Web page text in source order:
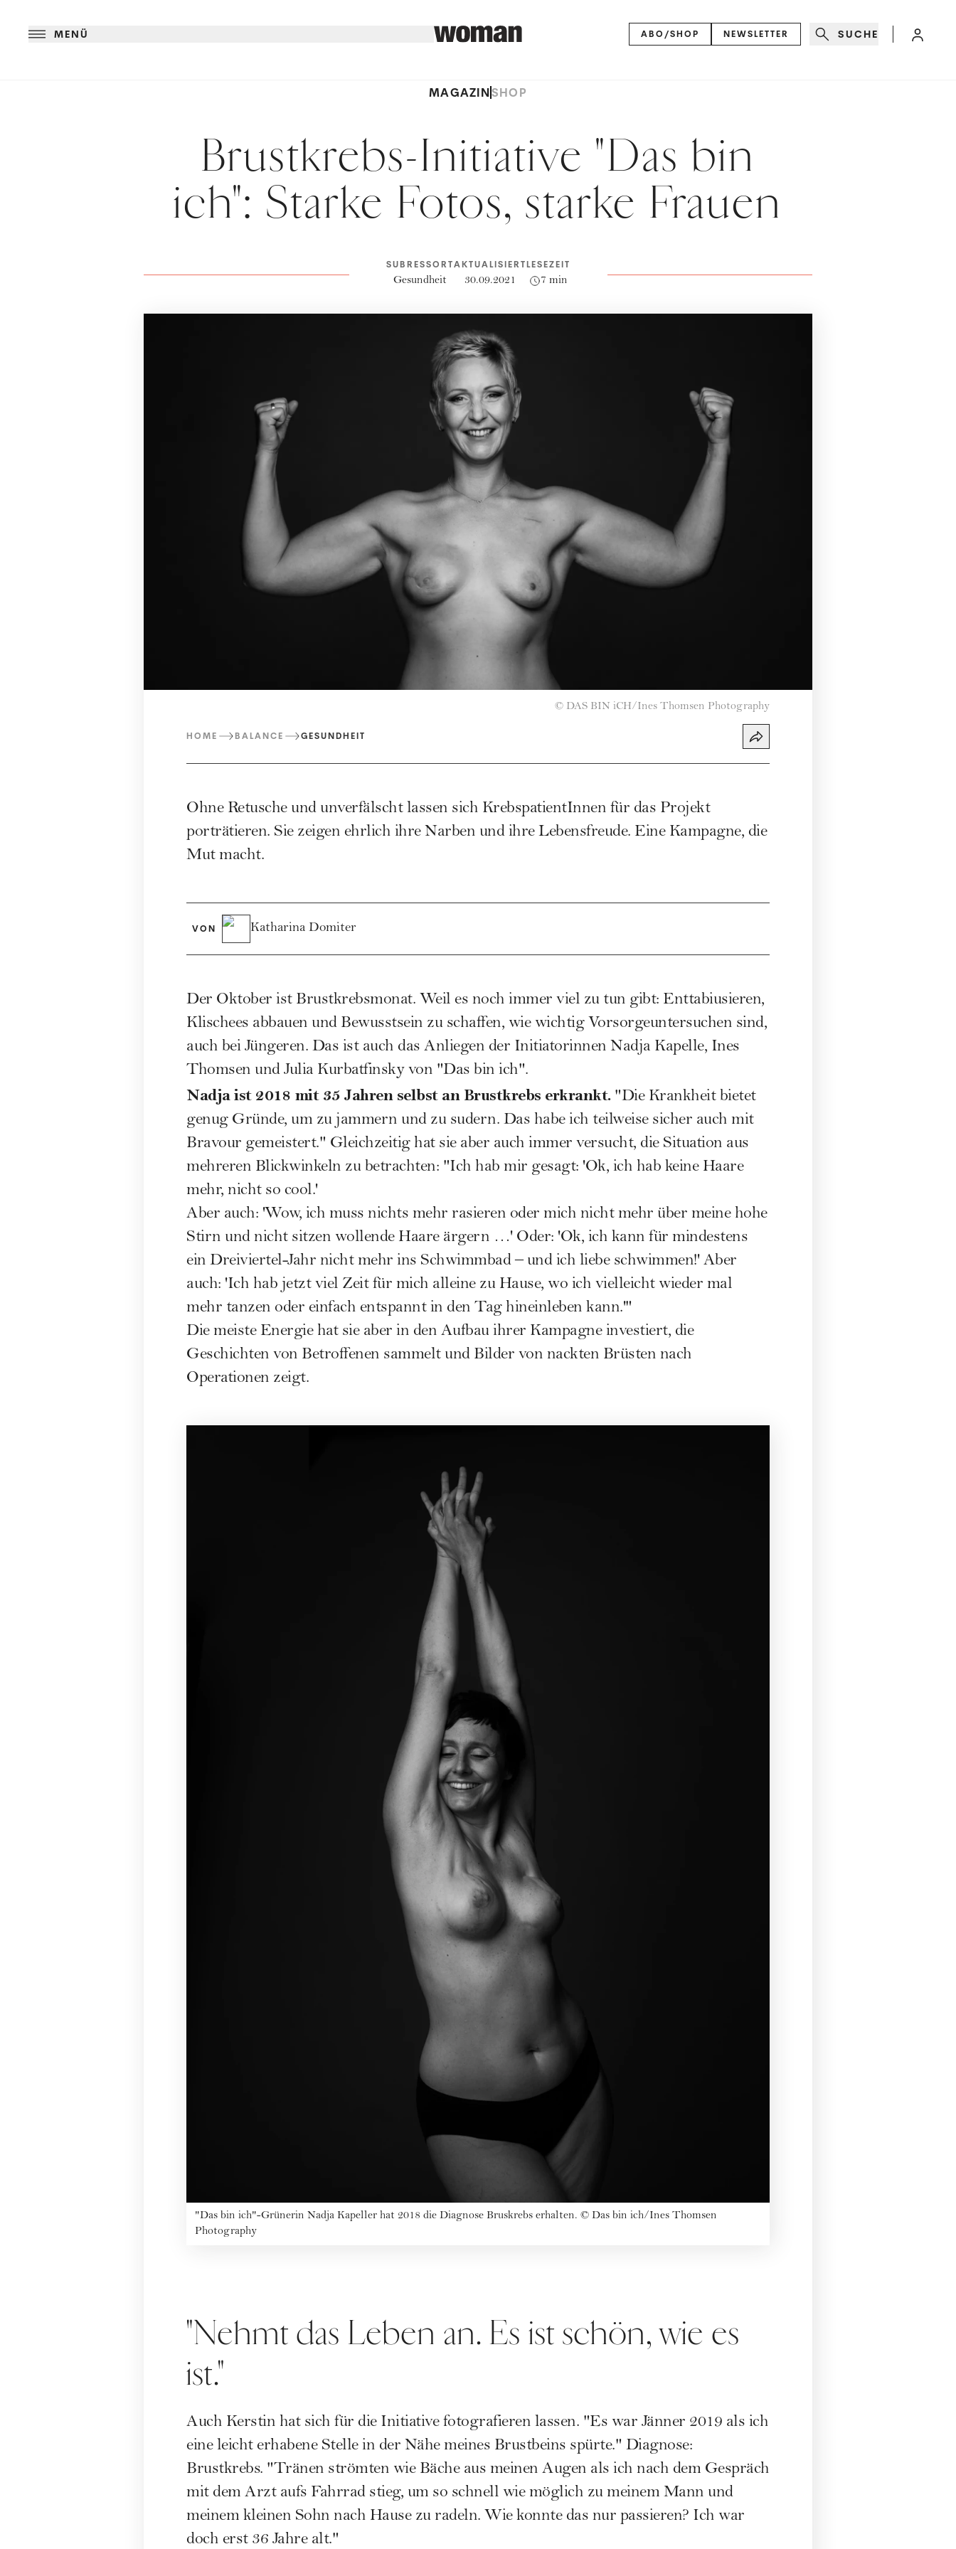
MENÜ ABO/SHOP NEWSLETTER SUCHE
MAGAZINSHOP
Brustkrebs-Initiative "Das bin
ich": Starke Fotos, starke Frauen
SUBRESSORT
Gesundheit
AKTUALISIERT
30.09.2021
LESEZEIT
7 min
© DAS BIN iCH/Ines Thomsen Photography
HOME BALANCE GESUNDHEIT
Ohne Retusche und unverfälscht lassen sich KrebspatientInnen für das Projekt
porträtieren. Sie zeigen ehrlich ihre Narben und ihre Lebensfreude. Eine Kampagne, die
Mut macht.
VON Katharina Domiter
Der Oktober ist Brustkrebsmonat. Weil es noch immer viel zu tun gibt: Enttabiusieren,
Klischees abbauen und Bewusstsein zu schaffen, wie wichtig Vorsorgeuntersuchen sind,
auch bei Jüngeren. Das ist auch das Anliegen der Initiatorinnen Nadja Kapelle, Ines
Thomsen und Julia Kurbatfinsky von "Das bin ich".
Nadja ist 2018 mit 35 Jahren selbst an Brustkrebs erkrankt. "Die Krankheit bietet
genug Gründe, um zu jammern und zu sudern. Das habe ich teilweise sicher auch mit
Bravour gemeistert." Gleichzeitig hat sie aber auch immer versucht, die Situation aus
mehreren Blickwinkeln zu betrachten: "Ich hab mir gesagt: 'Ok, ich hab keine Haare
mehr, nicht so cool.'
Aber auch: 'Wow, ich muss nichts mehr rasieren oder mich nicht mehr über meine hohe
Stirn und nicht sitzen wollende Haare ärgern …' Oder: 'Ok, ich kann für mindestens
ein Dreiviertel-Jahr nicht mehr ins Schwimmbad – und ich liebe schwimmen!' Aber
auch: 'Ich hab jetzt viel Zeit für mich alleine zu Hause, wo ich vielleicht wieder mal
mehr tanzen oder einfach entspannt in den Tag hineinleben kann.'"
Die meiste Energie hat sie aber in den Aufbau ihrer Kampagne investiert, die
Geschichten von Betroffenen sammelt und Bilder von nackten Brüsten nach
Operationen zeigt.
"Das bin ich"-Grünerin Nadja Kapeller hat 2018 die Diagnose Bruskrebs erhalten. © Das bin ich/Ines Thomsen
Photography
"Nehmt das Leben an. Es ist schön, wie es
ist."
Auch Kerstin hat sich für die Initiative fotografieren lassen. "Es war Jänner 2019 als ich
eine leicht erhabene Stelle in der Nähe meines Brustbeins spürte." Diagnose:
Brustkrebs. "Tränen strömten wie Bäche aus meinen Augen als ich nach dem Gespräch
mit dem Arzt aufs Fahrrad stieg, um so schnell wie möglich zu meinem Mann und
meinem kleinen Sohn nach Hause zu radeln. Wie konnte das nur passieren? Ich war
doch erst 36 Jahre alt."